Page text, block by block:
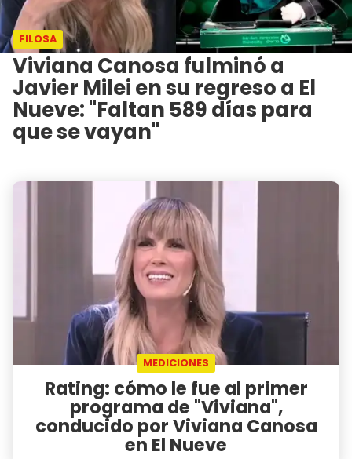
FILOSA
Viviana Canosa fulminó a
Javier Milei en su regreso a El
Nueve: "Faltan 589 días para
que se vayan"
MEDICIONES
Rating: cómo le fue al primer
programa de "Viviana",
conducido por Viviana Canosa
en El Nueve